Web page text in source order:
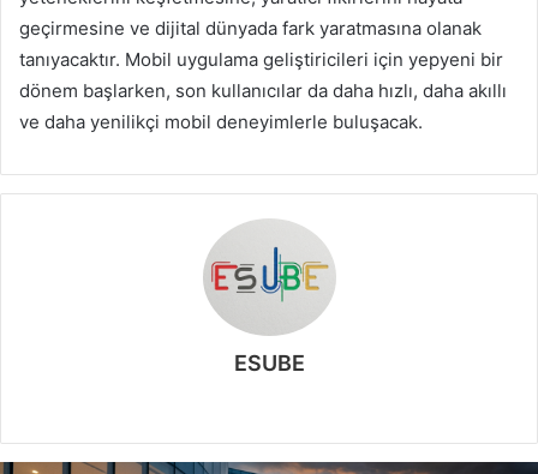
geçirmesine ve dijital dünyada fark yaratmasına olanak
tanıyacaktır. Mobil uygulama geliştiricileri için yepyeni bir
dönem başlarken, son kullanıcılar da daha hızlı, daha akıllı
ve daha yenilikçi mobil deneyimlerle buluşacak.
ESUBE
b